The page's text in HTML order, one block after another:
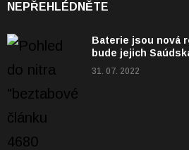
NEPŘEHLÉDNĚTE
Baterie jsou nová
bude jejich
31. 07. 2022